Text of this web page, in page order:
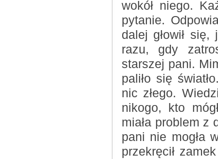
wokół niego.
pytanie.
dalej głowił
razu, gdy
starszej pani.
paliło się
nic złego.
nikogo, kto
miała problem z
pani nie mogła
przekręcił